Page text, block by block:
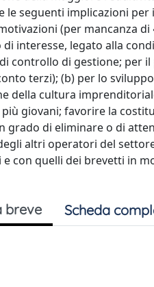
le seguenti implicazioni
(per mancanza
interesse, legato alla
controllo di gestione; per
terzi); (b) per lo
della cultura
giovani; favorire la
grado di eliminare o di
altri operatori del
con quelli dei brevetti in
breve Scheda